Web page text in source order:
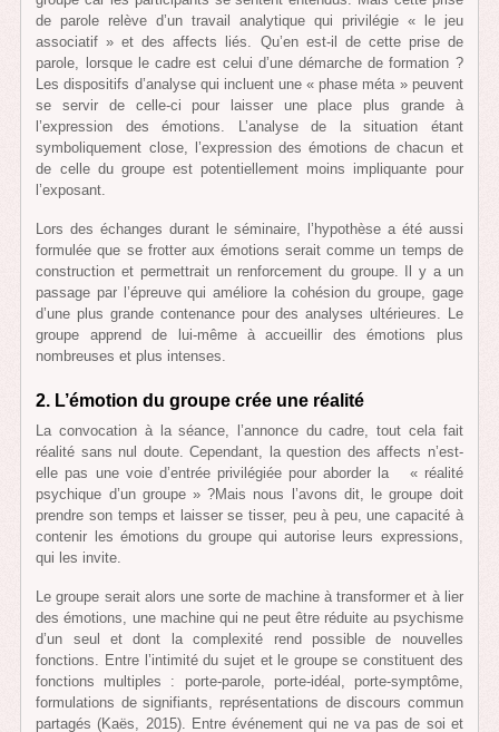
de parole relève d’un travail analytique qui privilégie « le jeu
associatif » et des affects liés. Qu’en est-il de cette prise de
parole, lorsque le cadre est celui d’une démarche de formation ?
Les dispositifs d’analyse qui incluent une « phase méta » peuvent
se servir de celle-ci pour laisser une place plus grande à
l’expression des émotions. L’analyse de la situation étant
symboliquement close, l’expression des émotions de chacun et
de celle du groupe est potentiellement moins impliquante pour
l’exposant.
Lors des échanges durant le séminaire, l’hypothèse a été aussi
formulée que se frotter aux émotions serait comme un temps de
construction et permettrait un renforcement du groupe. Il y a un
passage par l’épreuve qui améliore la cohésion du groupe, gage
d’une plus grande contenance pour des analyses ultérieures. Le
groupe apprend de lui-même à accueillir des émotions plus
nombreuses et plus intenses.
2. L’émotion du groupecrée une réalité
La convocation à la séance, l’annonce du cadre, tout cela fait
réalité sans nul doute. Cependant, la question des affects n’est-
elle pas une voie d’entrée privilégiée pour aborder la « réalité
psychique d’un groupe » ?Mais nous l’avons dit, le groupe doit
prendre son temps et laisser se tisser, peu à peu, une capacité à
contenir les émotions du groupe qui autorise leurs expressions,
qui les invite.
Le groupe serait alors une sorte de machine à transformer et à lier
des émotions, une machine qui ne peut être réduite au psychisme
d’un seul et dont la complexité rend possible de nouvelles
fonctions. Entre l’intimité du sujet et le groupe se constituent des
fonctions multiples : porte-parole, porte-idéal, porte-symptôme,
formulations de signifiants, représentations de discours commun
partagés (Kaës, 2015). Entre événement qui ne va pas de soi et